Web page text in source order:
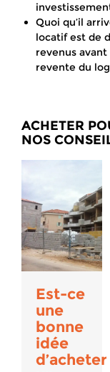
Quoi qu’il
locatif est de
revenus
revente du
ACHETER
NOS
Est-ce
une
bonne
idée
d’acheter